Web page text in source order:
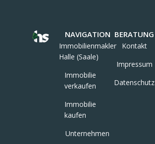
NAVIGATION
Immobilienmakler
Halle (Saale)
Immobilie
verkaufen
Immobilie
kaufen
Unternehmen
BERATUNG
Kontakt
Impressum
Datenschutz